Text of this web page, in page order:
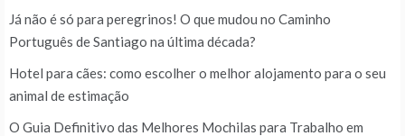
Já não é só para peregrinos! O que mudou no Caminho
Português de Santiago na última década?
Hotel para cães: como escolher o melhor alojamento para o seu
animal de estimação
O Guia Definitivo das Melhores Mochilas para Trabalho em